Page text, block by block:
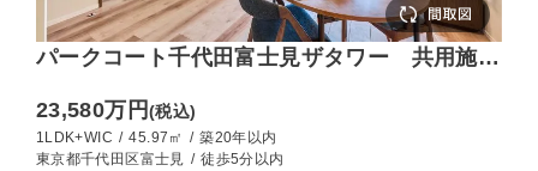
パークコート千代田富士見ザタワー 共用施設
23,580万円(税込)
1LDK+WIC / 45.97㎡ / 築20年以内
東京都千代田区富士見 / 徒歩5分以内